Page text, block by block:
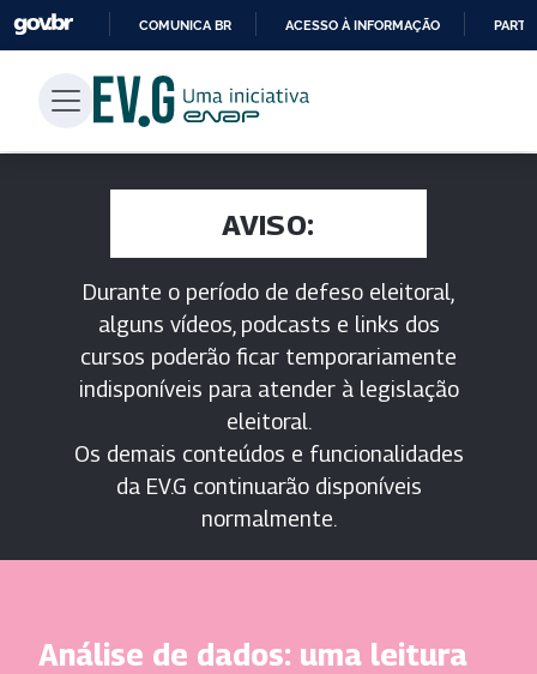
PARA
CONTEÚDO
COMUNICA BR ACESSO À INFORMAÇÃO
AVISO:
Durante o período de defeso eleitoral,
alguns vídeos, podcasts e links dos
cursos poderão ficar temporariamente
indisponíveis para atender à legislação
eleitoral.
Os demais conteúdos e funcionalidades
da EV.G continuarão disponíveis
normalmente.
Análise de dados: uma leitura